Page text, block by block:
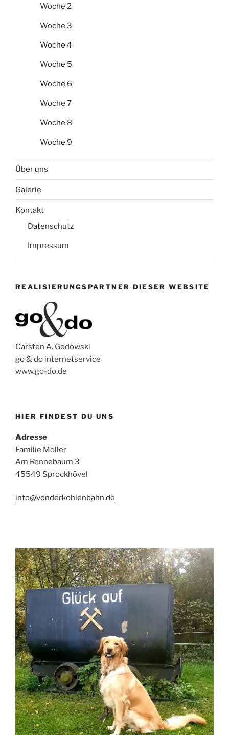
Woche 2
Woche 3
Woche 4
Woche 5
Woche 6
Woche 7
Woche 8
Woche 9
Über uns
Galerie
Kontakt
Datenschutz
Impressum
REALISIERUNGSPARTNER DIESER WEBSITE
Carsten A. Godowski
go & do internetservice
www.go-do.de
HIER FINDEST DU UNS
Adresse
Familie Möller
Am Rennebaum 3
45549 Sprockhövel
info@vonderkohlenbahn.de